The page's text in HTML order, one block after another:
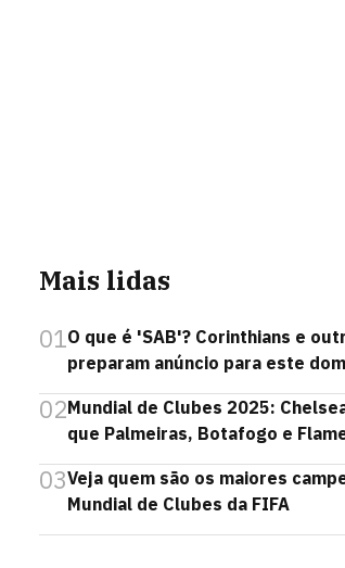
Mais lidas
01O que é 'SAB'? Corinthians e
preparam anúncio para este
02Mundial de Clubes 2025:
que Palmeiras, Botafogo e
03Veja quem são os maiores
Mundial de Clubes da FIFA